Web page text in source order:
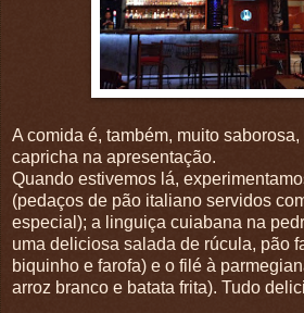
A comida é, também, muito
capricha na apresentação.
Quando estivemos lá,
(pedaços de pão italiano servidos
especial); a linguiça cuiabana na
uma deliciosa salada de rúcula, pão
biquinho e farofa) e o filé à
arroz branco e batata frita). Tudo